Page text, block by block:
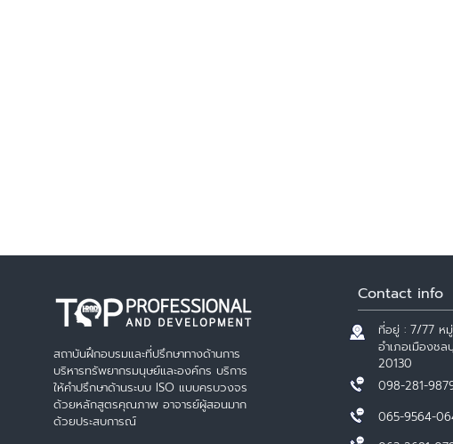
สถาบันฝึกอบรมและที่ปรึกษาทางด้านการ
บริหารทรัพยากรมนุษย์และองค์กร บริการ
ให้คำปรึกษาด้านระบบ ISO แบบครบวงจร
ด้วยหลักสูตรคุณภาพ อาจารย์ผู้สอนมาก
ด้วยประสบการณ์
Contact info
ที่อยู่ : 7/77 ห
อำเภอเมืองช
20130
098-281-
065-9564-